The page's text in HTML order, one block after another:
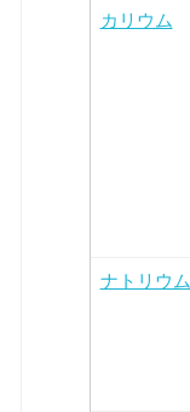
カリウム
ナトリウム